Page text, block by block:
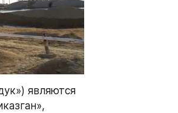
являются